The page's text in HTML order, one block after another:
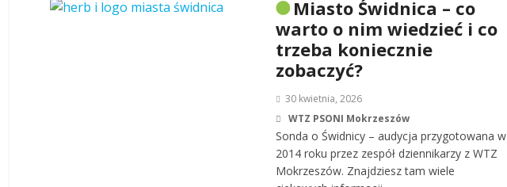
Miasto Świdnica – co
warto o nim wiedzieć i co
trzeba koniecznie
zobaczyć?
30 kwietnia, 2026
WTZ PSONI Mokrzeszów
Sonda o Świdnicy – audycja przygotowana w
2014 roku przez zespół dziennikarzy z WTZ
Mokrzeszów. Znajdziesz tam wiele